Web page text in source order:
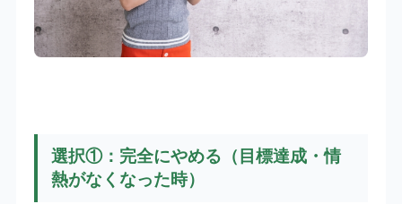
選択①：完全にやめる（目標達成・情
熱がなくなった時）